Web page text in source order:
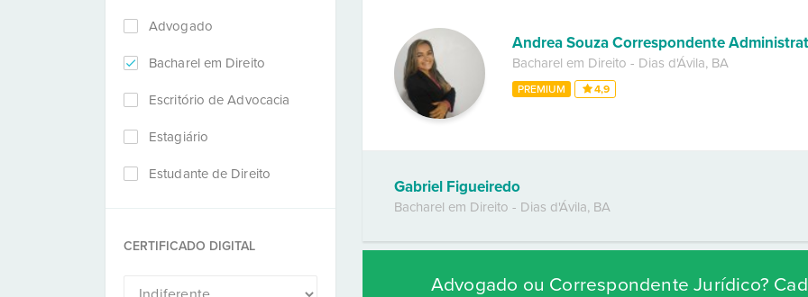
Advogado
Bacharel em Direito
Escritório de Advocacia
Estagiário
Estudante de Direito
CERTIFICADO DIGITAL
Andrea Souza Correspondente
Bacharel em Direito - Dias d'Ávila, BA
PREMIUM 4,9
Gabriel Figueiredo
Bacharel em Direito - Dias d'Ávila, BA
Advogado ou Correspondente Jurídico?